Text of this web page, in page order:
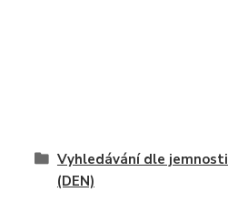
Vyhledávání dle jemnosti
(DEN)